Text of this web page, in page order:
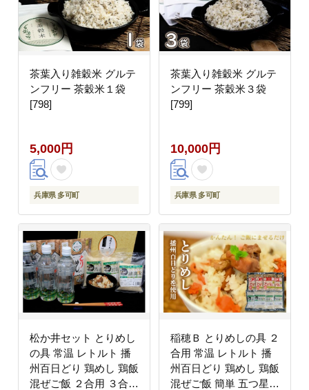
茶葉入り雑穀米 グルテ
ンフリー 茶穀米１袋
[798]
5,000円
兵庫県 多可町
茶葉入り雑穀米 グルテ
ンフリー 茶穀米３袋
[799]
10,000円
兵庫県 多可町
松か井セット とりめし
の具 常温 レトルト 播
州百日どり 鶏めし 鶏飯
混ぜご飯 ２合用 ３合用
稲穂Ｂ とりめしの具 ２
合用 常温 レトルト 播
州百日どり 鶏めし 鶏飯
混ぜご飯 簡単 五つ星ひ